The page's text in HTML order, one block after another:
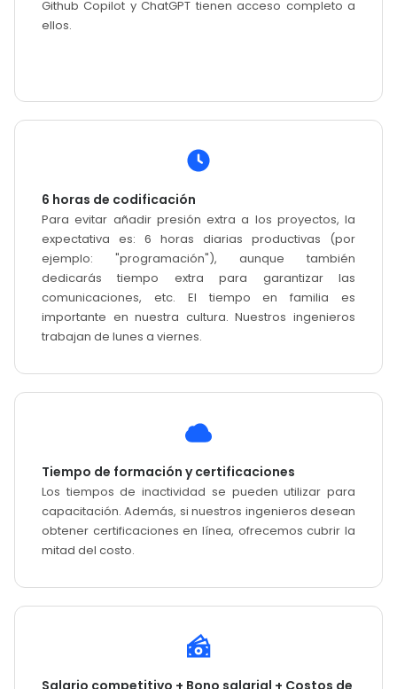
Github Copilot y ChatGPT tienen acceso completo a
ellos.
6 horas de codificación
Para evitar añadir presión extra a los proyectos, la
expectativa es: 6 horas diarias productivas (por
ejemplo: "programación"), aunque también
dedicarás tiempo extra para garantizar las
comunicaciones, etc. El tiempo en familia es
importante en nuestra cultura. Nuestros ingenieros
trabajan de lunes a viernes.
Tiempo de formación y certificaciones
Los tiempos de inactividad se pueden utilizar para
capacitación. Además, si nuestros ingenieros desean
obtener certificaciones en línea, ofrecemos cubrir la
mitad del costo.
Salario competitivo + Bono salarial + Costos de